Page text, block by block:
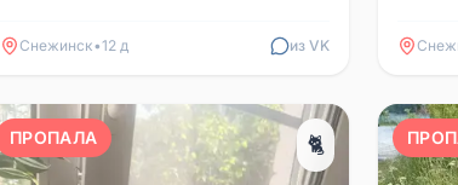
Снежинск•12 д из VK
ПРОПАЛА 🐈